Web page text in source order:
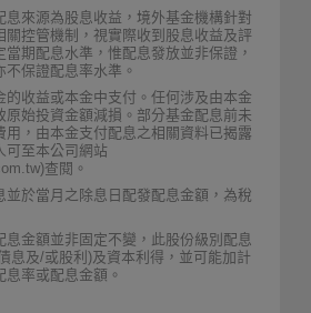
息來源為股息收益，境外基金機構針對
關控管機制，視實際收到股息收益及評
期配息水準，惟配息發放並非保證，
保證配息率水準。
的收益或本金中支付。任何涉及由本金
原始投資金額減損。部分基金配息前未
用，由本金支付配息之相關資料已揭露
可至本公司網站
查閱。
並於當月之除息日配發配息金額，為稅
息金額並非固定不變，此股份級別配息
息及/或股利)及資本利得，並可能加計
率或配息金額。